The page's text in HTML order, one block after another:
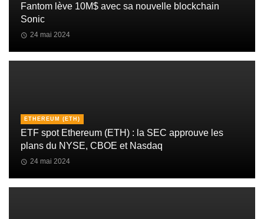
Fantom lève 10M$ avec sa nouvelle blockchain
Sonic
24 mai 2024
ETHEREUM (ETH)
ETF spot Ethereum (ETH) : la SEC approuve les
plans du NYSE, CBOE et Nasdaq
24 mai 2024